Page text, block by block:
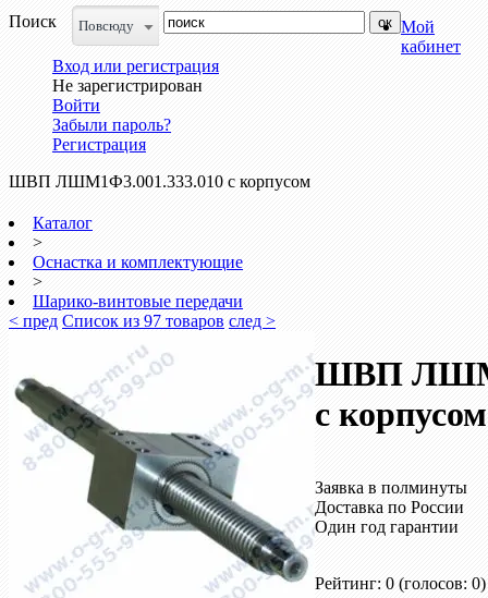
Поиск
Повсюду
Мой
кабинет
Вход или регистрация
Не зарегистрирован
Войти
Забыли пароль?
Регистрация
ШВП ЛШМ1Ф3.001.333.010 с корпусом
Каталог
>
Оснастка и комплектующие
>
Шарико-винтовые передачи
< пред Список из 97 товаров след >
ШВП
с корпусом
Заявка в полминуты
Доставка по России
Один год гарантии
Рейтинг: 0 (голосов: 0)